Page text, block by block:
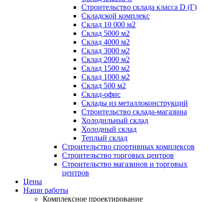
Строительство склада класса D (Г)
Складской комплекс
Склад 10 000 м2
Склад 5000 м2
Склад 4000 м2
Склад 3000 м2
Склад 2000 м2
Склад 1500 м2
Склад 1000 м2
Склад 500 м2
Склад-офис
Склады из металлоконструкций
Строительство склада-магазина
Холодильный склад
Холодный склад
Теплый склад
Строительство спортивных комплексов
Строительство торговых центров
Строительство магазинов и торговых
центров
Цены
Наши работы
Комплексное проектирование